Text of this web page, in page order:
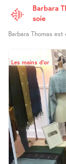
Barbara
soie
Barbara Thomas
Les mains d’or